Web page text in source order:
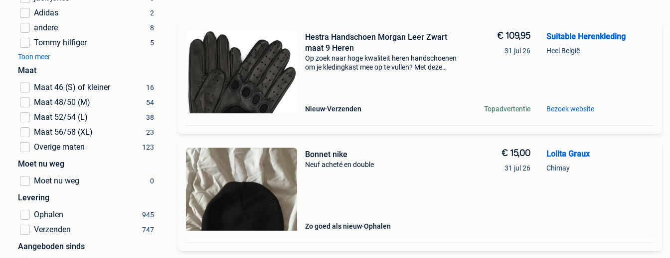
Adidas 2
andere 8
Tommy hilfiger
5
Toon meer
Maat
Maat 46 (S) of kleiner
16
Maat 48/50 (M) 54
Maat 52/54 (L) 38
Maat 56/58 (XL) 23
Overige maten 123
Moet nu weg
Moet nu weg
0
Levering
Ophalen
945
Verzenden 747
Aangeboden sinds
Hestra Handschoen Morgan Leer Zwart
maat 9 Heren
Op zoek naar hoge kwaliteit heren handschoenen
om je kledingkast mee op te vullen? Met deze
Nieuw Verzenden
€ 109,95
31 jul 26
Topadvertentie
Suitable Herenkleding
Heel België
Bezoek website
Bonnet nike
Neuf acheté en double
Zo goed als nieuw Ophalen
€ 15,00
31 jul 26
Lolita Graux
Chimay